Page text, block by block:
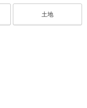
土地